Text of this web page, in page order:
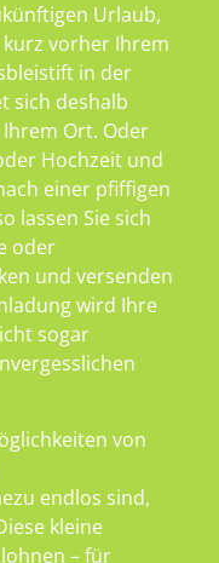
Urlaub,
vorher Ihrem
in der
sich deshalb
Ort. Oder
Hochzeit und
einer pfiffigen
lassen Sie sich
oder
und versenden
wird Ihre
sogar
von
endlos sind,
kleine
– für